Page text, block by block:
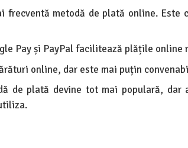
frecventă metodă de plată online. Este
Pay și PayPal facilitează plățile online
online, dar este mai puțin
de plată devine tot mai populară, dar